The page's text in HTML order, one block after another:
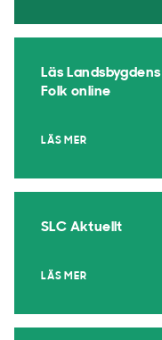
Läs Landsbygdens
Folk online
LÄS MER
SLC Aktuellt
LÄS MER